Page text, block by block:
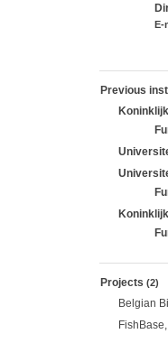
E-
Previous
Projects (2)
Belgian
FishBase,